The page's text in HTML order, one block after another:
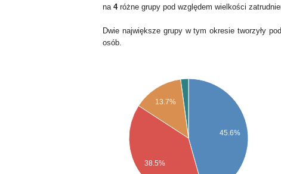
na 4różne grupy pod względem wielkości
Dwie największe grupy w tym okresie tworzyły
osób.
45.6%
13.7%
38.5%